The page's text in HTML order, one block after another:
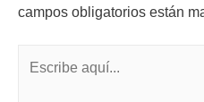
campos obligatorios están